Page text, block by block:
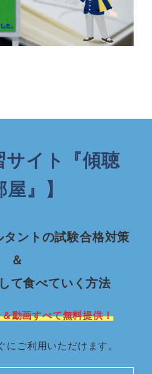
サイト『傾聴
』】
タントの試験合格対策
＆
て食べていく方法
動画すべて無料提供！
にご利用いただけます。